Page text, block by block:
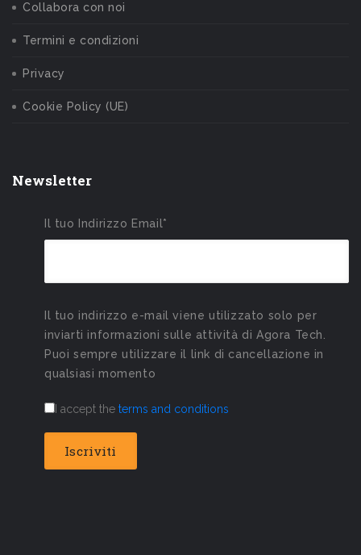
Collabora con noi
Termini e condizioni
Privacy
Cookie Policy (UE)
Newsletter
Il tuo Indirizzo Email*
Il tuo indirizzo e-mail viene utilizzato solo per
inviarti informazioni sulle attività di Agora Tech.
Puoi sempre utilizzare il link di cancellazione in
qualsiasi momento
I accept the terms and conditions